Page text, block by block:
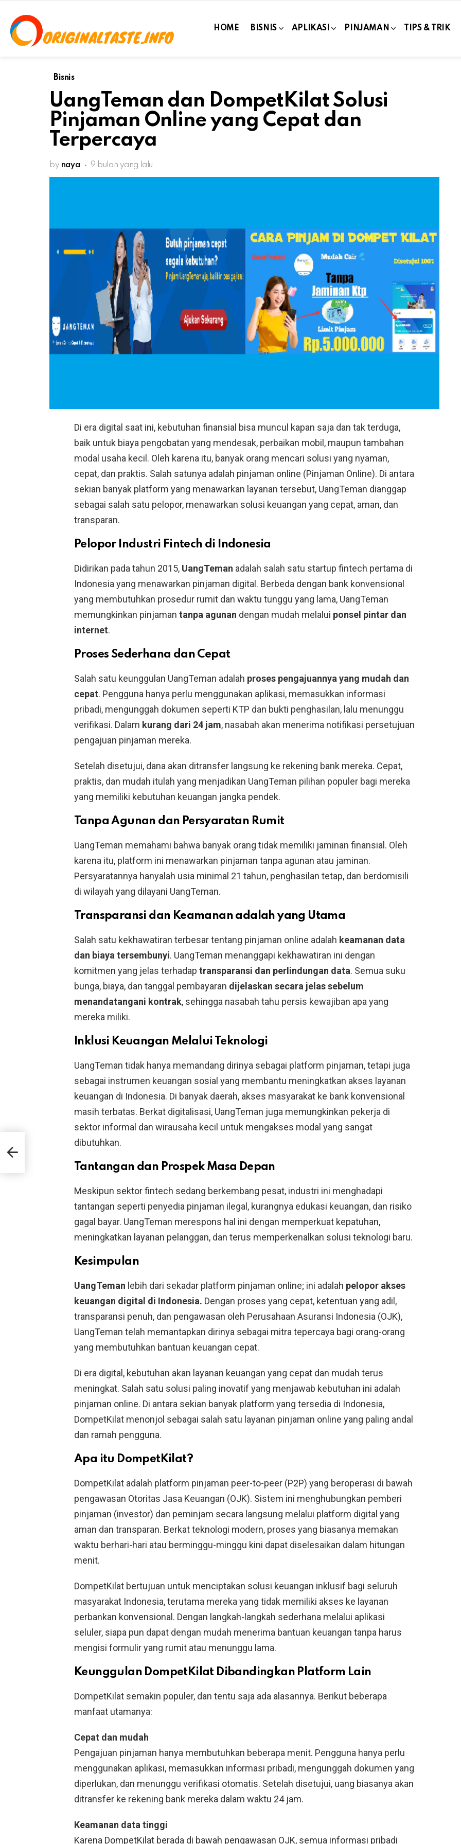
HOME BISNIS APLIKASI PINJAMAN TIPS & TRIK
Bisnis
UangTeman dan DompetKilat Solusi
Pinjaman Online yang Cepat dan
Terpercaya
by naya 9 bulan yang lalu
Di era digital saat ini, kebutuhan finansial bisa muncul kapan saja dan tak terduga,
baik untuk biaya pengobatan yang mendesak, perbaikan mobil, maupun tambahan
modal usaha kecil. Oleh karena itu, banyak orang mencari solusi yang nyaman,
cepat, dan praktis. Salah satunya adalah pinjaman online (Pinjaman Online). Di antara
sekian banyak platform yang menawarkan layanan tersebut, UangTeman dianggap
sebagai salah satu pelopor, menawarkan solusi keuangan yang cepat, aman, dan
transparan.
Pelopor Industri Fintech di Indonesia
Didirikan pada tahun 2015, UangTeman adalah salah satu startup fintech pertama di
Indonesia yang menawarkan pinjaman digital. Berbeda dengan bank konvensional
yang membutuhkan prosedur rumit dan waktu tunggu yang lama, UangTeman
memungkinkan pinjaman tanpa agunan dengan mudah melalui ponsel pintar dan
internet.
Proses Sederhana dan Cepat
Salah satu keunggulan UangTeman adalah proses pengajuannya yang mudah dan
cepat. Pengguna hanya perlu menggunakan aplikasi, memasukkan informasi
pribadi, mengunggah dokumen seperti KTP dan bukti penghasilan, lalu menunggu
verifikasi. Dalam kurang dari 24 jam, nasabah akan menerima notifikasi persetujuan
pengajuan pinjaman mereka.
Setelah disetujui, dana akan ditransfer langsung ke rekening bank mereka. Cepat,
praktis, dan mudah itulah yang menjadikan UangTeman pilihan populer bagi mereka
yang memiliki kebutuhan keuangan jangka pendek.
Tanpa Agunan dan Persyaratan Rumit
UangTeman memahami bahwa banyak orang tidak memiliki jaminan finansial. Oleh
karena itu, platform ini menawarkan pinjaman tanpa agunan atau jaminan.
Persyaratannya hanyalah usia minimal 21 tahun, penghasilan tetap, dan berdomisili
di wilayah yang dilayani UangTeman.
Transparansi dan Keamanan adalah yang Utama
Salah satu kekhawatiran terbesar tentang pinjaman online adalah keamanan data
dan biaya tersembunyi. UangTeman menanggapi kekhawatiran ini dengan
komitmen yang jelas terhadap transparansi dan perlindungan data. Semua suku
bunga, biaya, dan tanggal pembayaran dijelaskan secara jelas sebelum
menandatangani kontrak, sehingga nasabah tahu persis kewajiban apa yang
mereka miliki.
Inklusi Keuangan Melalui Teknologi
UangTeman tidak hanya memandang dirinya sebagai platform pinjaman, tetapi juga
sebagai instrumen keuangan sosial yang membantu meningkatkan akses layanan
keuangan di Indonesia. Di banyak daerah, akses masyarakat ke bank konvensional
masih terbatas. Berkat digitalisasi, UangTeman juga memungkinkan pekerja di
sektor informal dan wirausaha kecil untuk mengakses modal yang sangat
dibutuhkan.
Tantangan dan Prospek Masa Depan
Meskipun sektor fintech sedang berkembang pesat, industri ini menghadapi
tantangan seperti penyedia pinjaman ilegal, kurangnya edukasi keuangan, dan risiko
gagal bayar. UangTeman merespons hal ini dengan memperkuat kepatuhan,
meningkatkan layanan pelanggan, dan terus memperkenalkan solusi teknologi baru.
Kesimpulan
UangTeman lebih dari sekadar platform pinjaman online; ini adalah pelopor akses
keuangan digital di Indonesia. Dengan proses yang cepat, ketentuan yang adil,
transparansi penuh, dan pengawasan oleh Perusahaan Asuransi Indonesia (OJK),
UangTeman telah memantapkan dirinya sebagai mitra tepercaya bagi orang-orang
yang membutuhkan bantuan keuangan cepat.
Di era digital, kebutuhan akan layanan keuangan yang cepat dan mudah terus
meningkat. Salah satu solusi paling inovatif yang menjawab kebutuhan ini adalah
pinjaman online. Di antara sekian banyak platform yang tersedia di Indonesia,
DompetKilat menonjol sebagai salah satu layanan pinjaman online yang paling andal
dan ramah pengguna.
Apa itu DompetKilat?
DompetKilat adalah platform pinjaman peer-to-peer (P2P) yang beroperasi di bawah
pengawasan Otoritas Jasa Keuangan (OJK). Sistem ini menghubungkan pemberi
pinjaman (investor) dan peminjam secara langsung melalui platform digital yang
aman dan transparan. Berkat teknologi modern, proses yang biasanya memakan
waktu berhari-hari atau berminggu-minggu kini dapat diselesaikan dalam hitungan
menit.
DompetKilat bertujuan untuk menciptakan solusi keuangan inklusif bagi seluruh
masyarakat Indonesia, terutama mereka yang tidak memiliki akses ke layanan
perbankan konvensional. Dengan langkah-langkah sederhana melalui aplikasi
seluler, siapa pun dapat dengan mudah menerima bantuan keuangan tanpa harus
mengisi formulir yang rumit atau menunggu lama.
Keunggulan DompetKilat Dibandingkan Platform Lain
DompetKilat semakin populer, dan tentu saja ada alasannya. Berikut beberapa
manfaat utamanya:
Cepat dan mudah
Pengajuan pinjaman hanya membutuhkan beberapa menit. Pengguna hanya perlu
menggunakan aplikasi, memasukkan informasi pribadi, mengunggah dokumen yang
diperlukan, dan menunggu verifikasi otomatis. Setelah disetujui, uang biasanya akan
ditransfer ke rekening bank mereka dalam waktu 24 jam.
Keamanan data tinggi
Karena DompetKilat berada di bawah pengawasan OJK, semua informasi pribadi